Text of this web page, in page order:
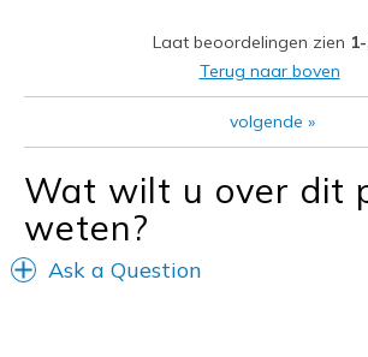
Feels true to width
Sizing
Feels true to size
Shoes are for Wearing
Laat beoordelingen zien
Terug naar boven
volgende »
Wat wilt u over dit
weten?
Ask a Question